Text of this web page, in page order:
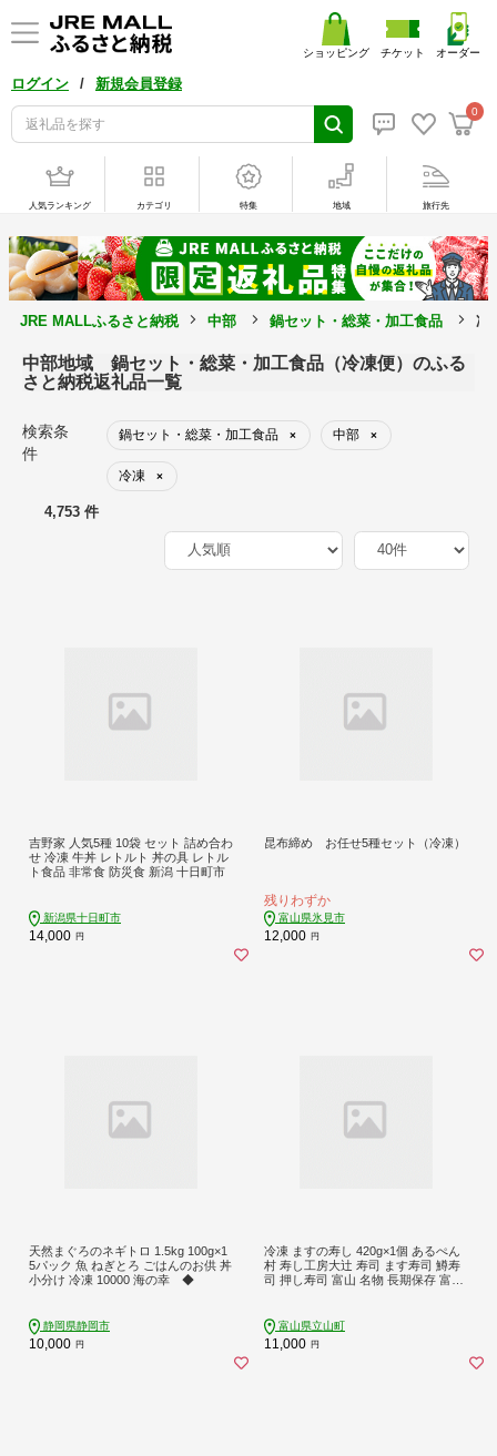
ログイン / 新規会員登録
0
ショッピング チケット オーダー
人気ランキング カテゴリ 特集 地域 旅行先
JRE MALLふるさと納税 中部 鍋セット・総菜・加工食品 冷
中部地域 鍋セット・総菜・加工食品（冷凍便）のふる
さと納税返礼品一覧
検索条
件
鍋セット・総菜・加工食品 × 中部 ×
冷凍 ×
4,753 件
吉野家 人気5種 10袋 セット 詰め合わ
せ 冷凍 牛丼 レトルト 丼の具 レトル
ト食品 非常食 防災食 新潟 十日町市
新潟県十日町市
14,000 円
昆布締め お任せ5種セット（冷凍）
残りわずか
富山県氷見市
12,000 円
天然まぐろのネギトロ 1.5kg 100g×1
5パック 魚 ねぎとろ ごはんのお供 丼
小分け 冷凍 10000 海の幸 ◆
静岡県静岡市
10,000 円
冷凍 ますの寿し 420g×1個 あるぺん
村 寿し工房大辻 寿司 ます寿司 鱒寿
司 押し寿司 富山 名物 長期保存 富山
富山県立山町
11,000 円